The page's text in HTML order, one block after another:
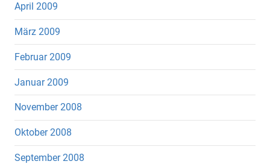
April 2009
März 2009
Februar 2009
Januar 2009
November 2008
Oktober 2008
September 2008